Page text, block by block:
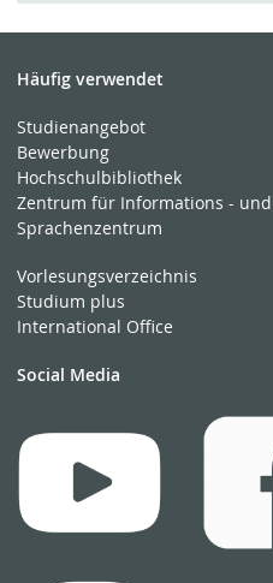
Häufig verwendet
Studienangebot
Bewerbung
Hochschulbibliothek
Zentrum für Informations -
Sprachenzentrum
Vorlesungsverzeichnis
Studium plus
International Office
Social Media